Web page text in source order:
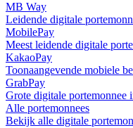
MB Way
Leidende digitale
MobilePay
Meest leidende digitale
KakaoPay
Toonaangevende mobiele
GrabPay
Grote digitale portemonnee
Alle portemonnees
Bekijk alle digitale